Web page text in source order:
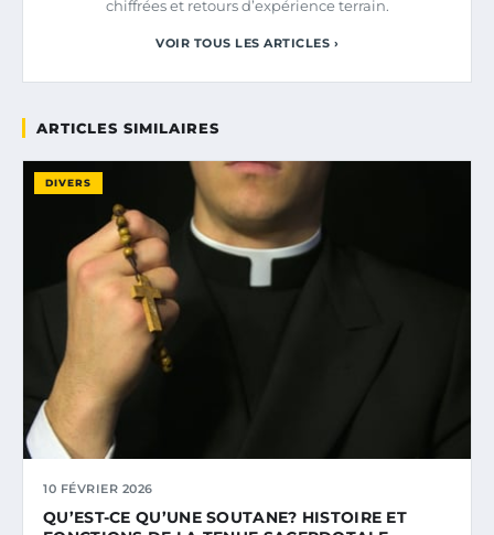
chiffrées et retours d’expérience terrain.
VOIR TOUS LES ARTICLES ›
ARTICLES SIMILAIRES
DIVERS
10 FÉVRIER 2026
QU’EST-CE QU’UNE SOUTANE? HISTOIRE ET